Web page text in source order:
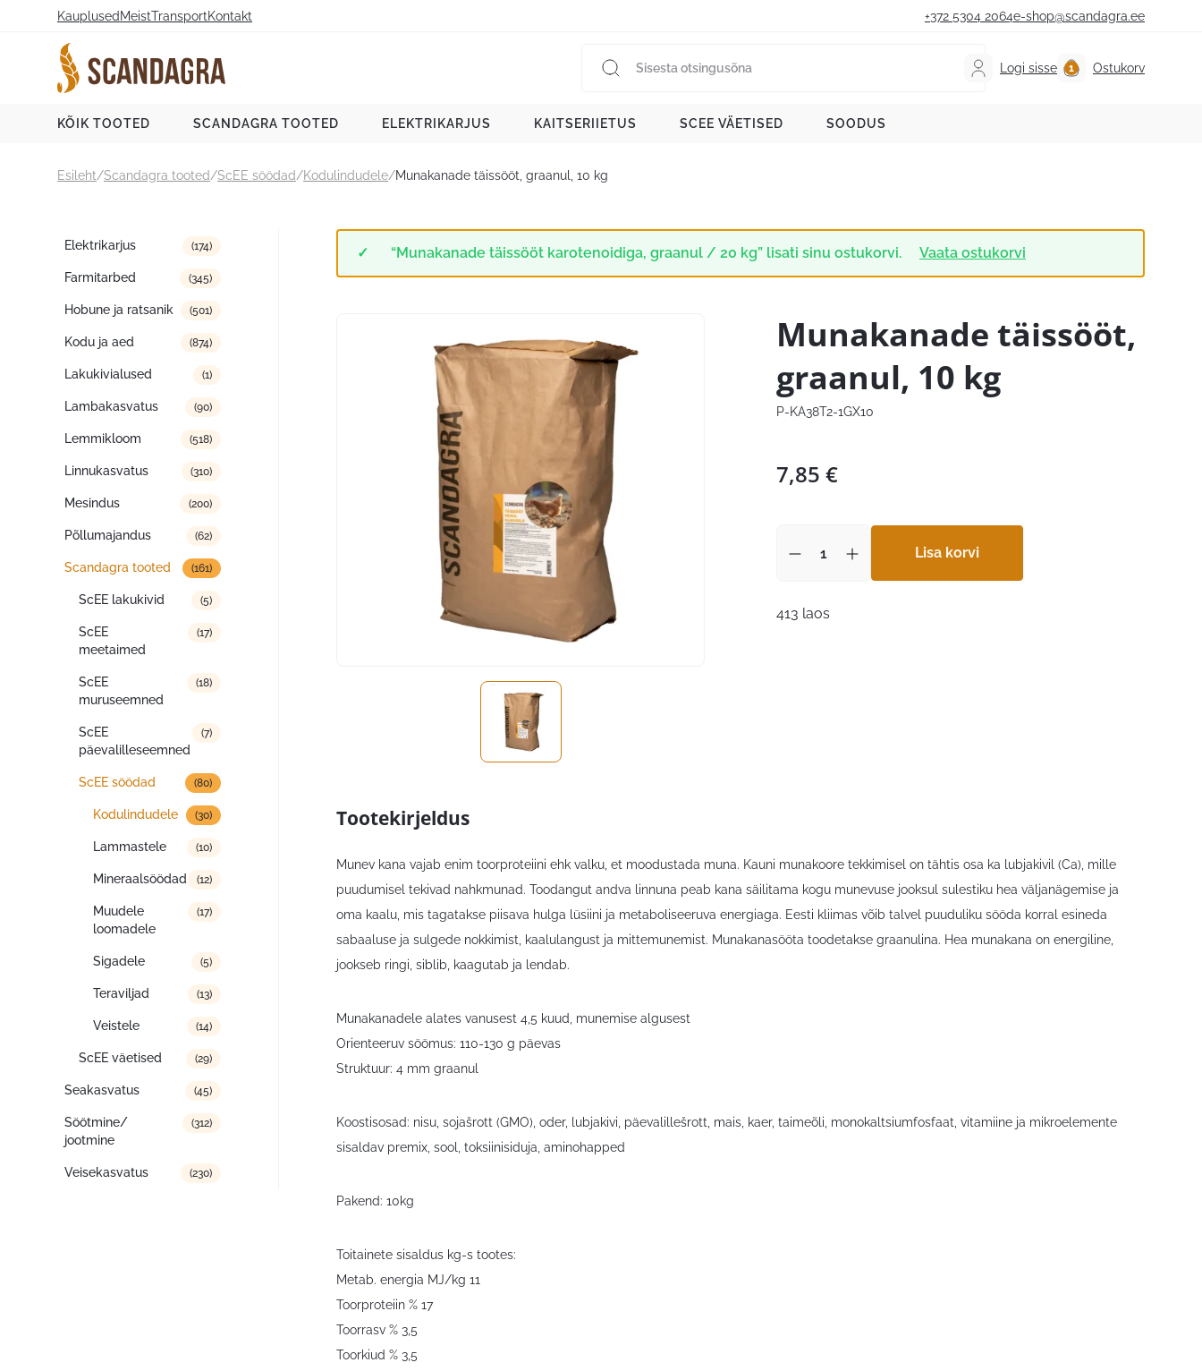
Kauplused MeistTransportKontakt +372 5304 2064e-shop@scandagra.ee
Logi sisse Ostukorv
KÕIK TOOTED SCANDAGRA TOOTED ELEKTRIKARJUS KAITSERIIETUS SCEE VÄETISED SOODUS
Esileht/Scandagra tooted/ScEE söödad/Kodulindudele/Munakanade täissööt, graanul, 10 kg
Tootekategooriad
Elektrikarjus (174)
Farmitarbed (345)
Hobune ja ratsanik (501)
Kodu ja aed (874)
Lakukivialused (1)
Lambakasvatus (90)
Lemmikloom (518)
Linnukasvatus (310)
Mesindus (200)
Põllumajandus (62)
Scandagra tooted (161)
ScEE lakukivid (5)
ScEE
meetaimed
(17)
ScEE
muruseemned
(18)
ScEE
päevalilleseemned
(7)
ScEE söödad (80)
Kodulindudele (30)
Lammastele (10)
Mineraalsöödad (12)
Muudele
loomadele
(17)
Sigadele (5)
Teraviljad (13)
Veistele (14)
ScEE väetised (29)
Seakasvatus (45)
Söötmine/
jootmine
(312)
Veisekasvatus (230)
“Munakanade täissööt karotenoidiga, graanul / 20 kg” lisati sinu ostukorvi. Vaata ostukorvi
Munakanade täissööt,
graanul, 10 kg
P-KA38T2-1GX10
7,85 €
Lisa korvi
413 laos
Tootekirjeldus
Munev kana vajab enim toorproteiini ehk valku, et moodustada muna. Kauni munakoore tekkimisel on tähtis osa ka lubjakivil (Ca), mille
puudumisel tekivad nahkmunad. Toodangut andva linnuna peab kana säilitama kogu munevuse jooksul sulestiku hea väljanägemise ja
oma kaalu, mis tagatakse piisava hulga lüsiini ja metaboliseeruva energiaga. Eesti kliimas võib talvel puuduliku sööda korral esineda
sabaaluse ja sulgede nokkimist, kaalulangust ja mittemunemist. Munakanasööta toodetakse graanulina. Hea munakana on energiline,
jookseb ringi, siblib, kaagutab ja lendab.
Munakanadele alates vanusest 4,5 kuud, munemise algusest
Orienteeruv söömus: 110-130 g päevas
Struktuur: 4 mm graanul
Koostisosad: nisu, sojašrott (GMO), oder, lubjakivi, päevalillešrott, mais, kaer, taimeõli, monokaltsiumfosfaat, vitamiine ja mikroelemente
sisaldav premix, sool, toksiinisiduja, aminohapped
Pakend: 10kg
Toitainete sisaldus kg-s tootes:
Metab. energia MJ/kg 11
Toorproteiin % 17
Toorrasv % 3,5
Toorkiud % 3,5